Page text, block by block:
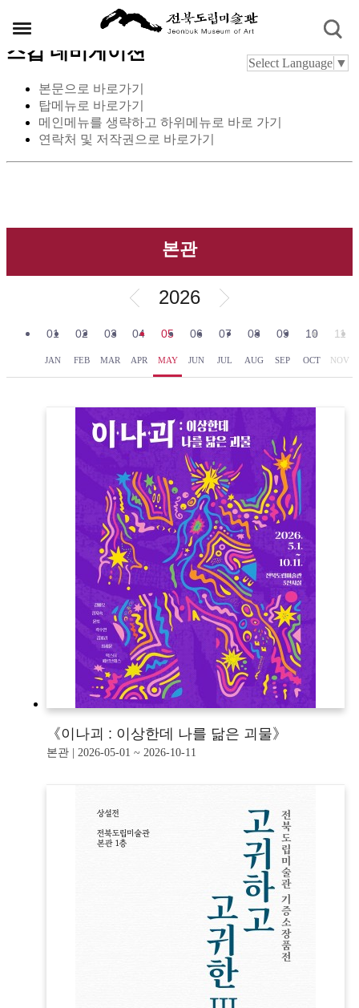
스킵 네비게이션
본문으로 바로가기
탑메뉴로 바로가기
메인메뉴를 생략하고 하위메뉴로 바로 가기
연락처 및 저작권으로 바로가기
Select Language ▼
본관
2026
01
JAN
02
FEB
03
MAR
04
APR
05
MAY
06
JUN
07
JUL
08
AUG
09
SEP
10
OCT
11
NOV
《이나괴 : 이상한데 나를 닮은 괴물》
본관 | 2026-05-01 ~ 2026-10-11